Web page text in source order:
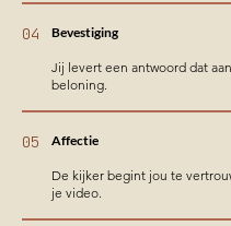
04 Bevestiging
Jij levert een antwoord dat
beloning.
05 Affectie
De kijker begint jou te
je video.